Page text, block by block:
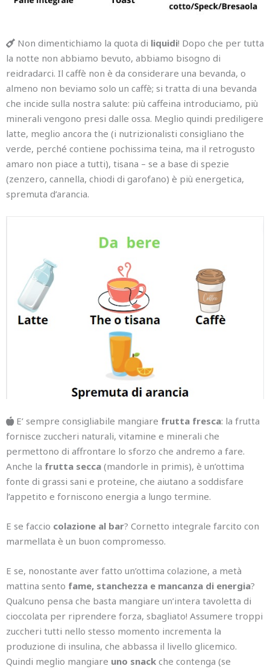
Non dimentichiamo la quota di liquidi! Dopo che per tutta
la notte non abbiamo bevuto, abbiamo bisogno di
reidradarci. Il caffè non è da considerare una bevanda, o
almeno non beviamo solo un caffè; si tratta di una bevanda
che incide sulla nostra salute: più caffeina introduciamo, più
minerali vengono presi dalle ossa. Meglio quindi prediligere
latte, meglio ancora the (i nutrizionalisti consigliano the
verde, perché contiene pochissima teina, ma il retrogusto
amaro non piace a tutti), tisana – se a base di spezie
(zenzero, cannella, chiodi di garofano) è più energetica,
spremuta d’arancia.
E’ sempre consigliabile mangiare frutta fresca: la frutta
fornisce zuccheri naturali, vitamine e minerali che
permettono di affrontare lo sforzo che andremo a fare.
Anche la frutta secca (mandorle in primis), è un’ottima
fonte di grassi sani e proteine, che aiutano a soddisfare
l’appetito e forniscono energia a lungo termine.
E se faccio colazione al bar? Cornetto integrale farcito con
marmellata è un buon compromesso.
E se, nonostante aver fatto un’ottima colazione, a metà
mattina sento fame, stanchezza e mancanza di energia?
Qualcuno pensa che basta mangiare un’intera tavoletta di
cioccolata per riprendere forza, sbagliato! Assumere troppi
zuccheri tutti nello stesso momento incrementa la
produzione di insulina, che abbassa il livello glicemico.
Quindi meglio mangiare uno snack che contenga (se